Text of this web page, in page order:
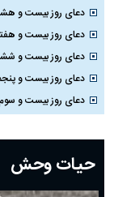
دعای روز بیست و هشتم ماه
دعای روز بیست و هفتم ماه
دعای روز بیست و ششم ماه
دعای روز بیست و پنجم ماه
دعای روز بیست و سوم ماه
دعای روز بیستم ماه رمضان؛ ۱۹
دعای روز هشتم ماه مبارک
دعای روز هفتم ماه رمضان؛ ۶
حیات وحش